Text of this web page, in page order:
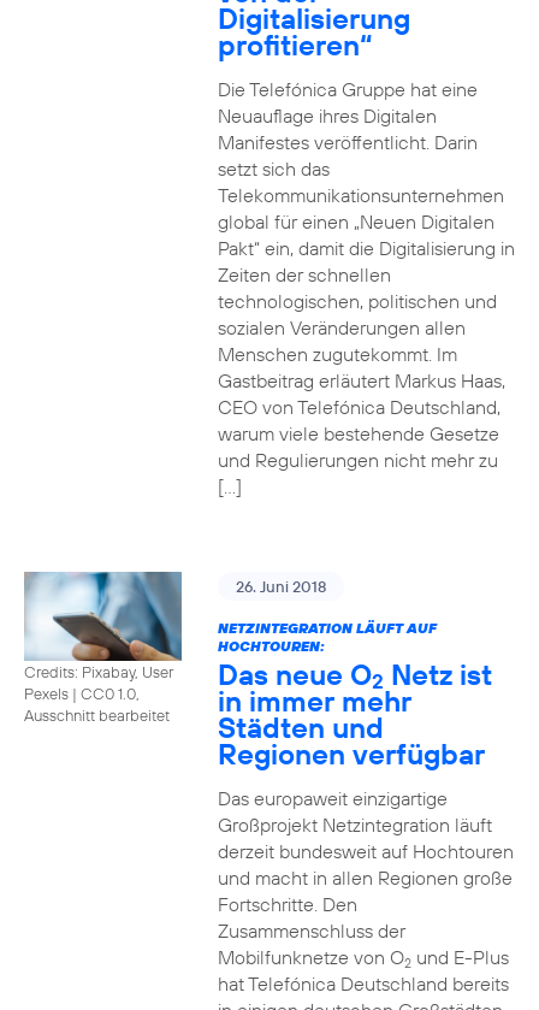
Digitalisierung
profitieren“
Die Telefónica Gruppe hat eine
Neuauflage ihres Digitalen
Manifestes veröffentlicht. Darin
setzt sich das
Telekommunikationsunternehmen
global für einen „Neuen Digitalen
Pakt“ ein, damit die Digitalisierung in
Zeiten der schnellen
technologischen, politischen und
sozialen Veränderungen allen
Menschen zugutekommt. Im
Gastbeitrag erläutert Markus Haas,
CEO von Telefónica Deutschland,
warum viele bestehende Gesetze
und Regulierungen nicht mehr zu
[…]
Credits: Pixabay, User
Pexels | CC0 1.0,
Ausschnitt bearbeitet
26. Juni 2018
NETZINTEGRATION LÄUFT AUF
HOCHTOUREN:
Das neue O2 Netz ist
in immer mehr
Städten und
Regionen verfügbar
Das europaweit einzigartige
Großprojekt Netzintegration läuft
derzeit bundesweit auf Hochtouren
und macht in allen Regionen große
Fortschritte. Den
Zusammenschluss der
Mobilfunknetze von O2und E-Plus
hat Telefónica Deutschland bereits